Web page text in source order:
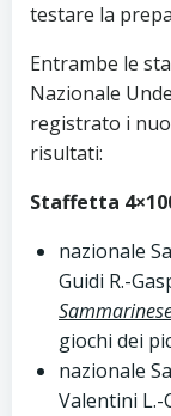
testare la
Entrambe le
Nazionale
registrato i
risultati:
Staffetta
nazionale
Guidi R.-
giochi dei
nazionale
Valentini L.-